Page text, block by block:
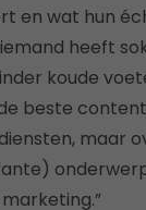
en wat hun
heeft
koude
beste
maar